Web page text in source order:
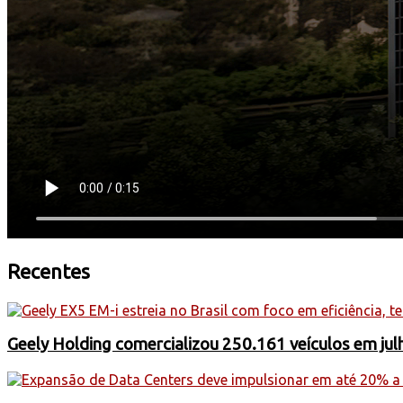
Recentes
Geely Holding comercializou 250.161 veículos em